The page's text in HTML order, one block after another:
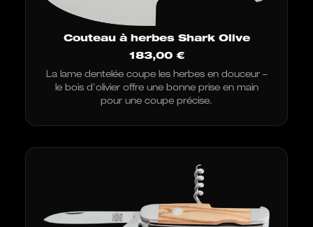
Couteau à herbes Shark Olive
183,00 €
La lame dentelée coupe les herbes en douceur –
le bois d'olivier offre une bonne prise en main
pour une coupe précise.